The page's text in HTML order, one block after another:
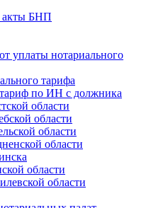
акты БНП
уплаты нотариального
тарифа
по ИН с должника
области
области
области
области
области
области